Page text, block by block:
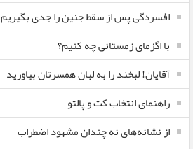
افسردگی پس از سقط جنین را جدی بگیریم
با اگزمای زمستانی چه کنیم؟
آقایان! لبخند را به لبان همسرتان بیاورید
راهنمای انتخاب کت و پالتو
از نشانه‌های نه چندان مشهود اضطراب